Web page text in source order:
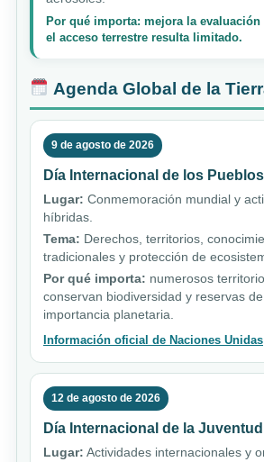
Por qué importa: mejora la
el acceso terrestre resulta limitado.
Agenda Global de la
9 de agosto de 2026
Día Internacional de los
Lugar: Conmemoración mundial y
híbridas.
Tema: Derechos, territorios,
tradicionales y protección de
Por qué importa: numerosos
conservan biodiversidad y reservas
importancia planetaria.
Información oficial de Naciones Unidas
12 de agosto de 2026
Día Internacional de la Juventud
Lugar: Actividades internacionales y